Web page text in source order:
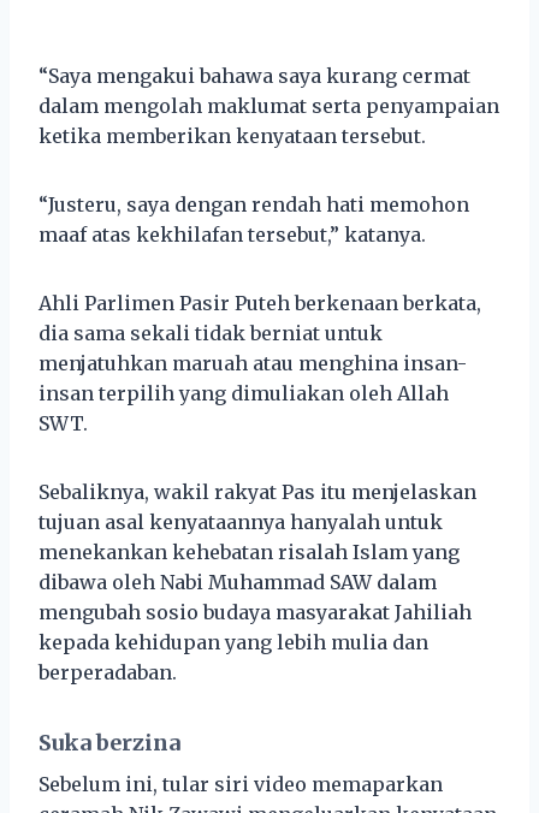
“Saya mengakui bahawa saya kurang cermat
dalam mengolah maklumat serta penyampaian
ketika memberikan kenyataan tersebut.
“Justeru, saya dengan rendah hati memohon
maaf atas kekhilafan tersebut,” katanya.
Ahli Parlimen Pasir Puteh berkenaan berkata,
dia sama sekali tidak berniat untuk
menjatuhkan maruah atau menghina insan-
insan terpilih yang dimuliakan oleh Allah
SWT.
Sebaliknya, wakil rakyat Pas itu menjelaskan
tujuan asal kenyataannya hanyalah untuk
menekankan kehebatan risalah Islam yang
dibawa oleh Nabi Muhammad SAW dalam
mengubah sosio budaya masyarakat Jahiliah
kepada kehidupan yang lebih mulia dan
berperadaban.
Suka berzina
Sebelum ini, tular siri video memaparkan